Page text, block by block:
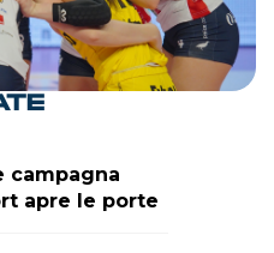
campagna
apre le porte